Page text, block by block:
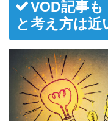
VOD記事
と考え方は近